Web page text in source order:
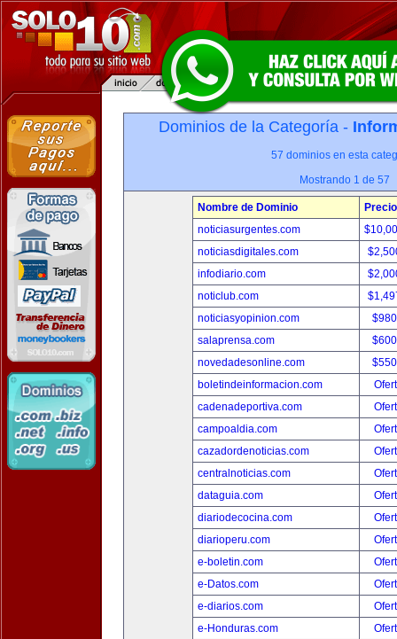
Dominios de la Categoría -
57 dominios en esta
Mostrando 1 de 57
Nombre de Dominio
Precio
noticiasurgentes.com
noticiasdigitales.com
infodiario.com
noticlub.com
noticiasyopinion.com
salaprensa.com
novedadesonline.com
boletindeinformacion.com
cadenadeportiva.com
campoaldia.com
cazadordenoticias.com
centralnoticias.com
dataguia.com
diariodecocina.com
diarioperu.com
e-boletin.com
e-Datos.com
e-diarios.com
e-Honduras.com